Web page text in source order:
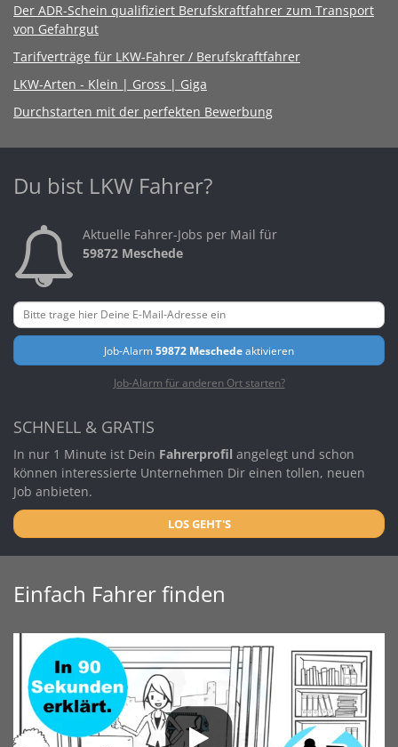
Der ADR-Schein qualifiziert Berufskraftfahrer zum Transport
von Gefahrgut
Tarifverträge für LKW-Fahrer / Berufskraftfahrer
LKW-Arten - Klein | Gross | Giga
Durchstarten mit der perfekten Bewerbung
Du bist LKW Fahrer?
Aktuelle Fahrer-Jobs per Mail für
59872 Meschede
Job-Alarm59872 Meschedeaktivieren
Job-Alarm für anderen Ort starten?
SCHNELL & GRATIS
In nur 1 Minute ist Dein Fahrerprofil angelegt und schon
können interessierte Unternehmen Dir einen tollen, neuen
Job anbieten.
LOS GEHT'S
Einfach Fahrer finden